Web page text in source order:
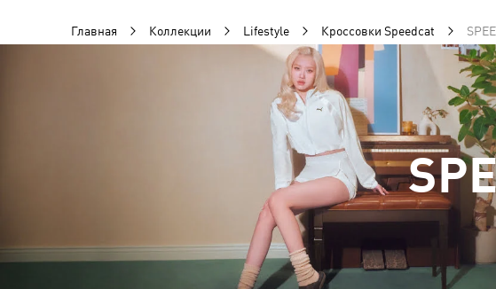
Главная Коллекции Lifestyle Кроссовки Speedcat